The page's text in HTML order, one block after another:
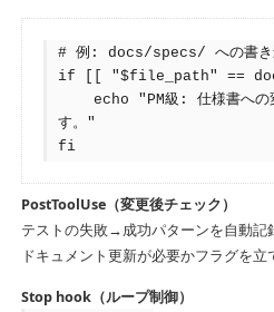
# 例: docs/specs/ への書き
if [[ "$file_path" ==
す。"
fi
PostToolUse（変更後チェック）
テストの失敗→成功パターンを自動記
ドキュメント更新が必要かフラグを立
Stop hook（ループ制御）